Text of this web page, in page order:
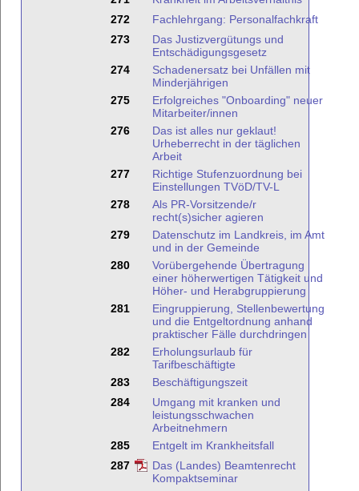
272
Fachlehrgang: Personalfachkraft
273
Das Justizvergütungs und
Entschädigungsgesetz
274
Schadenersatz bei Unfällen mit
Minderjährigen
275
Erfolgreiches "Onboarding" neuer
Mitarbeiter/innen
276
Das ist alles nur geklaut!
Urheberrecht in der täglichen
Arbeit
277
Richtige Stufenzuordnung bei
Einstellungen TVöD/TV-L
278
Als PR-Vorsitzende/r
recht(s)sicher agieren
279
Datenschutz im Landkreis, im Amt
und in der Gemeinde
280
Vorübergehende Übertragung
einer höherwertigen Tätigkeit und
Höher- und Herabgruppierung
281
Eingruppierung, Stellenbewertung
und die Entgeltordnung anhand
praktischer Fälle durchdringen
282
Erholungsurlaub für
Tarifbeschäftigte
283
Beschäftigungszeit
284
Umgang mit kranken und
leistungsschwachen
Arbeitnehmern
285
Entgelt im Krankheitsfall
287
Das (Landes) Beamtenrecht
Kompaktseminar